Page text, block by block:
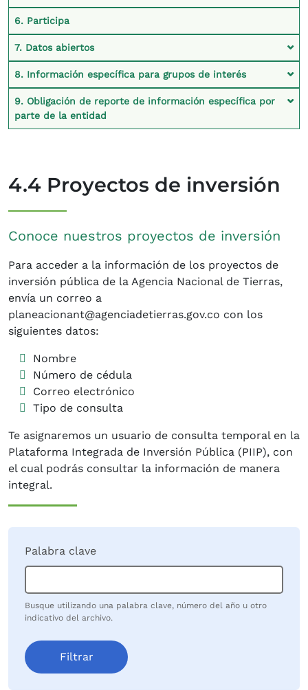
6. Participa
7. Datos abiertos
8. Información específica para grupos de interés
9. Obligación de reporte de información específica por
parte de la entidad
4.4 Proyectos de inversión
Conoce nuestros proyectos de inversión
Para acceder a la información de los proyectos de
inversión pública de la Agencia Nacional de Tierras,
envía un correo a
planeacionant@agenciadetierras.gov.co con los
siguientes datos:
Nombre
Número de cédula
Correo electrónico
Tipo de consulta
Te asignaremos un usuario de consulta temporal en la
Plataforma Integrada de Inversión Pública (PIIP), con
el cual podrás consultar la información de manera
integral.
Palabra clave
Busque utilizando una palabra clave, número del año u otro
indicativo del archivo.